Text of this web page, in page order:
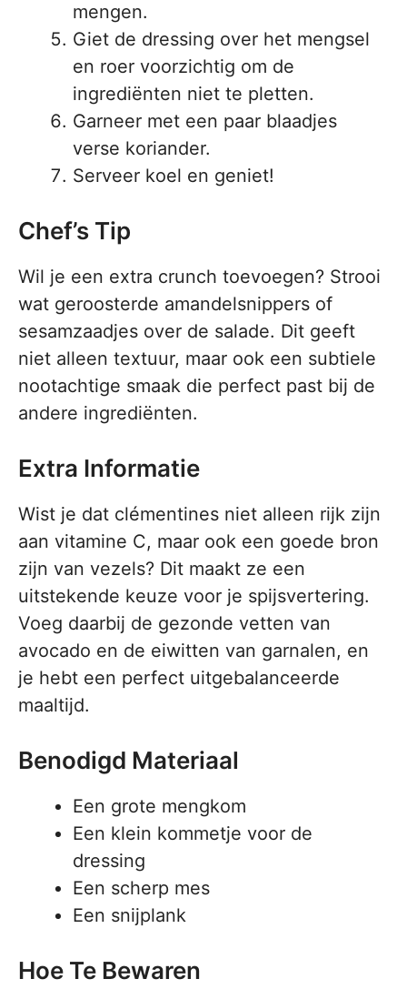
mengen.
Giet de dressing over het mengsel
en roer voorzichtig om de
ingrediënten niet te pletten.
Garneer met een paar blaadjes
verse koriander.
Serveer koel en geniet!
Chef’s Tip
Wil je een extra crunch toevoegen? Strooi
wat geroosterde amandelsnippers of
sesamzaadjes over de salade. Dit geeft
niet alleen textuur, maar ook een subtiele
nootachtige smaak die perfect past bij de
andere ingrediënten.
Extra Informatie
Wist je dat clémentines niet alleen rijk zijn
aan vitamine C, maar ook een goede bron
zijn van vezels? Dit maakt ze een
uitstekende keuze voor je spijsvertering.
Voeg daarbij de gezonde vetten van
avocado en de eiwitten van garnalen, en
je hebt een perfect uitgebalanceerde
maaltijd.
Benodigd Materiaal
Een grote mengkom
Een klein kommetje voor de
dressing
Een scherp mes
Een snijplank
Hoe Te Bewaren